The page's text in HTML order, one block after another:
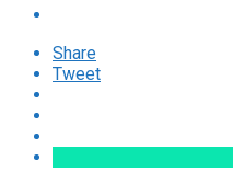
Share
Tweet